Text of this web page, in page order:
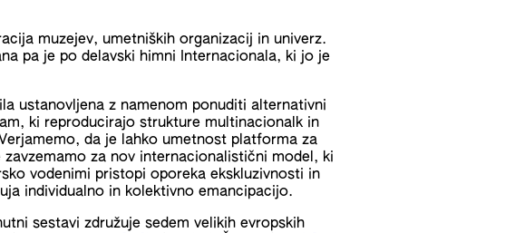
muzejev, umetniških organizacij in univerz.
pa je po delavski himni Internacionala, ki jo je
ustanovljena z namenom ponuditi alternativni
ki reproducirajo strukture multinacionalk in
da je lahko umetnost platforma za
za nov internacionalistični model, ki
vodenimi pristopi oporeka ekskluzivnosti in
individualno in kolektivno emancipacijo.
sestavi združuje sedem velikih evropskih